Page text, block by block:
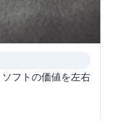
フトの価値を左右